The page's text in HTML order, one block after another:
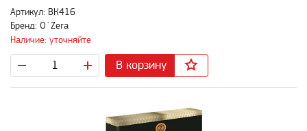
Артикул: ВК416
Бренд: O`Zera
Наличие: уточняйте
В корзину